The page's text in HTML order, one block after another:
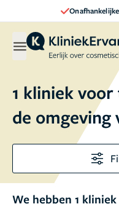
1 kliniek
de omgeving
We hebben 1